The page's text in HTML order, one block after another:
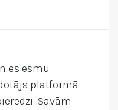
es esmu
platformā
Savām